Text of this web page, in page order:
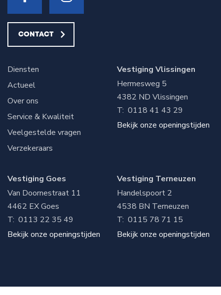
CONTACT
Diensten
Actueel
Over ons
Service & Kwaliteit
Veelgestelde vragen
Verzekeraars
Vestiging Vlissingen
Hermesweg 5
4382 ND Vlissingen
T: 0118 41 43 29
Bekijk onze openingstijden
Vestiging Goes
Van Doornestraat 11
4462 EXGoes
T: 0113 22 35 49
Bekijk onze openingstijden
Vestiging Terneuzen
Handelspoort 2
4538 BN Terneuzen
T: 0115 78 71 15
Bekijk onze openingstijden